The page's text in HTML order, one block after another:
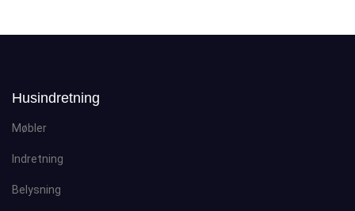
Husindretning
Møbler
Indretning
Belysning